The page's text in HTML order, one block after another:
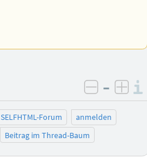
negativ
–
SELFHTML-Forum
anmelden
Beitrag im Thread-Baum